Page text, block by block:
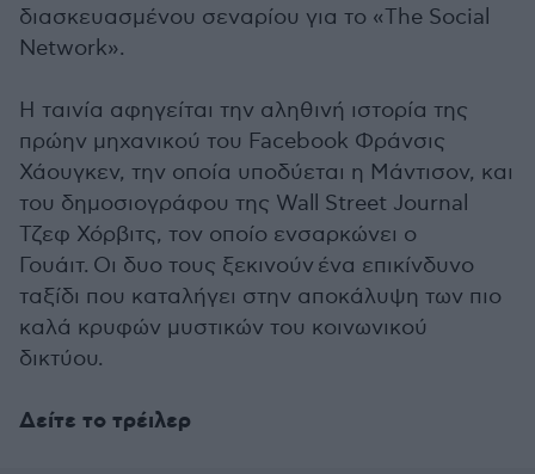
διασκευασμένου σεναρίου για το «The Social
Network».
Η ταινία αφηγείται την αληθινή ιστορία της
πρώην μηχανικού του Facebook Φράνσις
Χάουγκεν, την οποία υποδύεται η Μάντισον, και
του δημοσιογράφου της Wall Street Journal
Τζεφ Χόρβιτς, τον οποίο ενσαρκώνει ο
Γουάιτ. Οι δυο τους ξεκινούν ένα επικίνδυνο
ταξίδι που καταλήγει στην αποκάλυψη των πιο
καλά κρυφών μυστικών του κοινωνικού
δικτύου.
Δείτε το τρέιλερ